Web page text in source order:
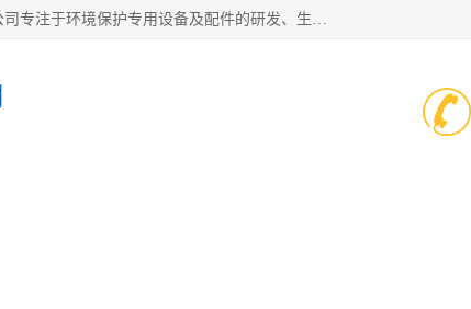
潍坊帝洁环保设备有限公司成立于2019年，位于山东省潍坊市潍城经济开发区；公司专注于环境保护专用设备及配件的研发、生产、安装与销售，同时涉及医用消毒设备、机电设备和仪器仪表的销售。此外，公司提供环保工程施工、环保技术研发与转让、技术服务以及环境工程专项设计服务，致力于为客户提供全面的环保解决方案，助力绿色可持续发展。